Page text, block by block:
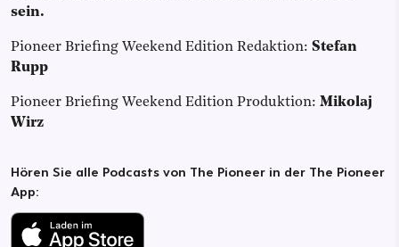
sein.
Pioneer Briefing Weekend Edition Redaktion: Stefan
Rupp
Pioneer Briefing Weekend Edition Produktion: Mikolaj
Wirz
Hören Sie alle Podcasts von The Pioneer in der The Pioneer
App: